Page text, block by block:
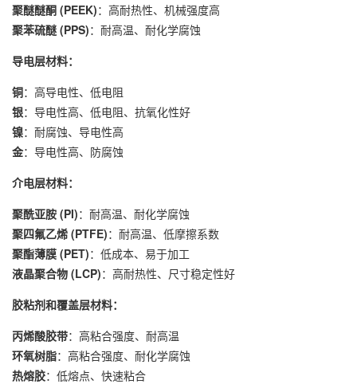
聚醚醚酮 (PEEK)：高耐热性、机械强度高
聚苯硫醚 (PPS)：耐高温、耐化学腐蚀
导电层材料：
铜：高导电性、低电阻
银：导电性高、低电阻、抗氧化性好
镍：耐腐蚀、导电性高
金：导电性高、防腐蚀
介电层材料：
聚酰亚胺 (PI)：耐高温、耐化学腐蚀
聚四氟乙烯 (PTFE)：耐高温、低摩擦系数
聚酯薄膜 (PET)：低成本、易于加工
液晶聚合物 (LCP)：高耐热性、尺寸稳定性好
胶粘剂和覆盖层材料：
丙烯酸胶带：高粘合强度、耐高温
环氧树脂：高粘合强度、耐化学腐蚀
热熔胶：低熔点、快速粘合